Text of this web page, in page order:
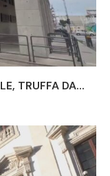
TRUFFA DA...